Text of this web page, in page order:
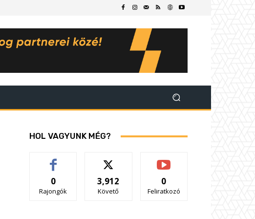
HOL VAGYUNK MÉG?
0
Rajongók
3,912
Követő
0
Feliratkozó